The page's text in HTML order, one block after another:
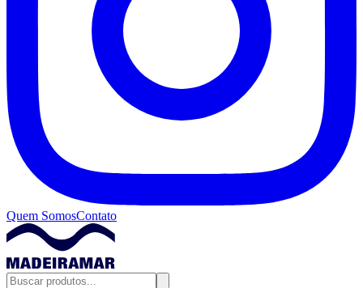
Quem SomosContato